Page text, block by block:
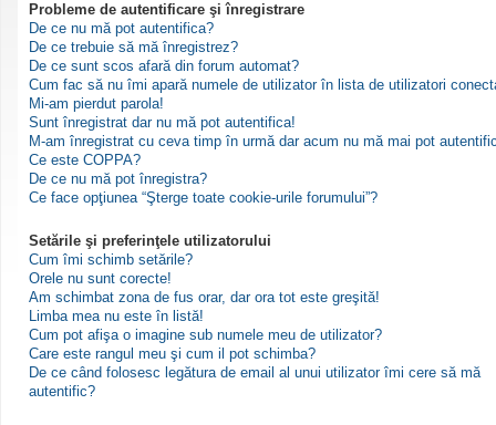
Probleme de autentificare şi înregistrare
De ce nu mă pot autentifica?
De ce trebuie să mă înregistrez?
De ce sunt scos afară din forum automat?
Cum fac să nu îmi apară numele de utilizator în lista de utilizatori
Mi-am pierdut parola!
Sunt înregistrat dar nu mă pot autentifica!
M-am înregistrat cu ceva timp în urmă dar acum nu mă mai pot
Ce este COPPA?
De ce nu mă pot înregistra?
Ce face opţiunea “Şterge toate cookie-urile forumului”?
Setările şi preferinţele utilizatorului
Cum îmi schimb setările?
Orele nu sunt corecte!
Am schimbat zona de fus orar, dar ora tot este greşită!
Limba mea nu este în listă!
Cum pot afişa o imagine sub numele meu de utilizator?
Care este rangul meu şi cum il pot schimba?
De ce când folosesc legătura de email al unui utilizator îmi cere să mă
autentific?